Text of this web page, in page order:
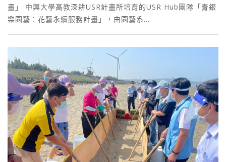
畫」 中興大學高教深耕USR計畫所培育的USR Hub團隊「青銀
樂園藝：花藝永續服務計畫」，由園藝系…